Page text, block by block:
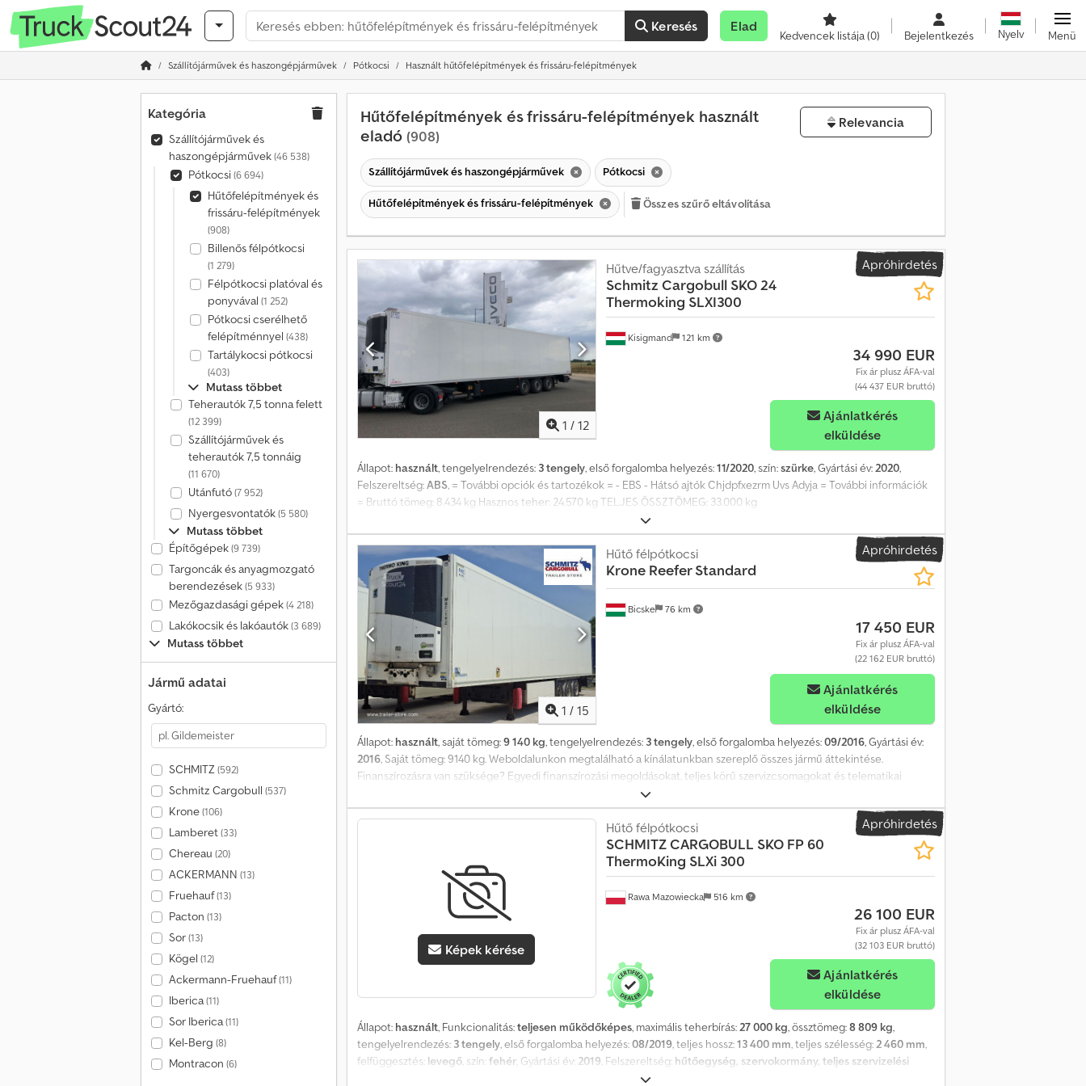
Keresés Elad
Kedvencek listája(0) Bejelentkezés Nyelv Menü
Szállítójárművek és haszongépjárművek Pótkocsi Használt hűtőfelépítmények és frissáru-felépítmények
Kategória
Szállítójárművek és
haszongépjárművek(46 538)
Pótkocsi(6 694)
Hűtőfelépítmények és
frissáru-felépítmények
(908)
Billenős félpótkocsi
(1 279)
Félpótkocsi platóval és
ponyvával (1 252)
Pótkocsi cserélhető
felépítménnyel (438)
Tartálykocsi pótkocsi
(403)
Mutass többet
Teherautók 7,5 tonna felett
(12 399)
Szállítójárművek és
teherautók 7,5 tonnáig
(11 670)
Utánfutó(7 952)
Nyergesvontatók(5 580)
Mutass többet
Építőgépek(9 739)
Targoncák és anyagmozgató
berendezések(5 933)
Mezőgazdasági gépek(4 218)
Lakókocsik és lakóautók(3 689)
Mutass többet
Jármű adatai
Gyártó:
SCHMITZ(592)
Schmitz Cargobull (537)
Krone(106)
Lamberet(33)
Chereau (20)
ACKERMANN (13)
Fruehauf(13)
Pacton (13)
Sor(13)
Kögel (12)
Ackermann-Fruehauf(11)
Iberica(11)
Sor Iberica(11)
Kel-Berg (8)
Montracon (6)
Hűtőfelépítmények és frissáru-felépítmények használt
eladó (908)
Relevancia
Szállítójárművek és haszongépjárművek Pótkocsi
Hűtőfelépítmények és frissáru-felépítmények Összes szűrő eltávolítása
Apróhirdetés
1 / 12
Kisigmand 121 km
Hűtve/fagyasztva szállítás
Schmitz Cargobull SKO 24
Thermoking SLXI300
34 990 EUR
Fix ár plusz ÁFA-val
(44 437 EUR bruttó)
Ajánlatkérés
elküldése
Állapot: használt, tengelyelrendezés: 3 tengely, első forgalomba helyezés:11/2020, szín:szürke, Gyártási év:2020,
Felszereltség:ABS, = További opciók és tartozékok = - EBS - Hátsó ajtók Chjdpfxezrm Uvs Adyja = További információk
= Bruttó tömeg: 8.434 kg Hasznos teher: 24.570 kg TELJES ÖSSZTÖMEG: 33.000 kg
Apróhirdetés
1 / 15
Bicske 76 km
Hűtő félpótkocsi
Krone Reefer Standard
17 450 EUR
Fix ár plusz ÁFA-val
(22 162 EUR bruttó)
Ajánlatkérés
elküldése
Állapot: használt, saját tömeg:9 140 kg, tengelyelrendezés: 3 tengely, első forgalomba helyezés:09/2016, Gyártási év:
2016, Saját tömeg: 9140 kg. Weboldalunkon megtalálható a kínálatunkban szereplő összes jármű áttekintése.
Finanszírozásra van szüksége? Egyedi finanszírozási megoldásokat, teljes körű szervizcsomagokat és telematikai
szolgáltatásokat kínálunk. Szívesen nyújtunk személyes tanácsadást. Chsdpfx Aezn D Ededyea
Apróhirdetés
Képek kérése
Rawa Mazowiecka 516 km
Hűtő félpótkocsi
SCHMITZ CARGOBULL SKO FP 60
ThermoKing SLXi 300
26 100 EUR
Fix ár plusz ÁFA-val
(32 103 EUR bruttó)
Ajánlatkérés
elküldése
Állapot: használt, Funkcionalitás:teljesen működőképes, maximális teherbírás:27 000 kg, össztömeg:8 809 kg,
tengelyelrendezés: 3 tengely, első forgalomba helyezés:08/2019, teljes hossz:13 400 mm, teljes szélesség:2 460 mm,
felfüggesztés: levegő, szín:fehér, Gyártási év: 2019, Felszereltség: hűtőegység, szervokormány, teljes szervizelési
, Műszaki specifikáció Hűtőegység - THERMO KING SLXi 300, dízel és elektromos Chjdjzr Ed Nspfx Adyja
J
e
l
d
ó
?